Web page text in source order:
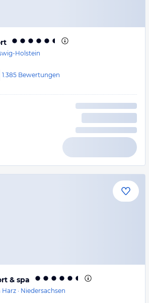
Holstein
1.385 Bewertungen
& spa
Harz · Niedersachsen